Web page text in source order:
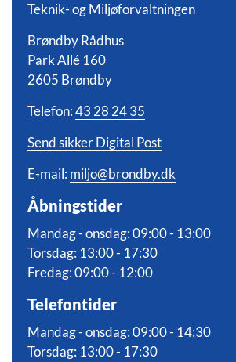
Teknik- og Miljøforvaltningen
Brøndby Rådhus
Park Allé 160
2605 Brøndby
Telefon:43 28 24 35
Send sikker Digital Post
E-mail: miljo@brondby.dk
Åbningstider
Mandag - onsdag: 09:00 - 13:00
Torsdag: 13:00 - 17:30
Fredag: 09:00 - 12:00
Telefontider
Mandag - onsdag: 09:00 - 14:30
Torsdag: 13:00 - 17:30